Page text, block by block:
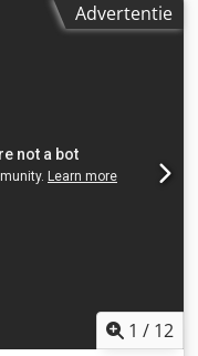
Advertentie
1 / 12